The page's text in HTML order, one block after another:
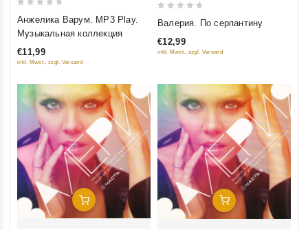
5
Анжелика Варум. MP3 Play.
Музыкальная коллекция
€11,99
inkl. Mwst., zzgl. Versand
of
Валерия. По серпантину
€12,99
inkl. Mwst., zzgl. Versand
Добавить В Корзину Добавить В Корзину